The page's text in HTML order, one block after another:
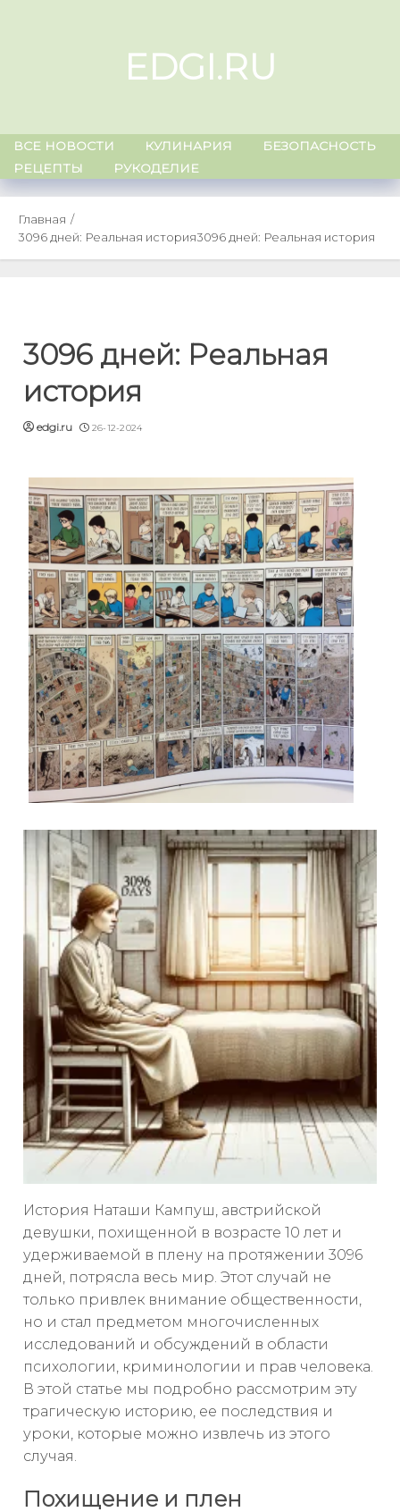
EDGI.RU
ВСЕ НОВОСТИ КУЛИНАРИЯ
БЕЗОПАСНОСТЬ
РЕЦЕПТЫ
РУКОДЕЛИЕ
Главная
3096 дней: Реальная история3096 дней: Реальная история
3096 дней: Реальная
история
edgi.ru 26-12-2024
История Наташи Кампуш, австрийской
девушки, похищенной в возрасте 10 лет и
удерживаемой в плену на протяжении 3096
дней, потрясла весь мир. Этот случай не
только привлек внимание общественности,
но и стал предметом многочисленных
исследований и обсуждений в области
психологии, криминологии и прав человека.
В этой статье мы подробно рассмотрим эту
трагическую историю, ее последствия и
уроки, которые можно извлечь из этого
случая.
Похищение и плен